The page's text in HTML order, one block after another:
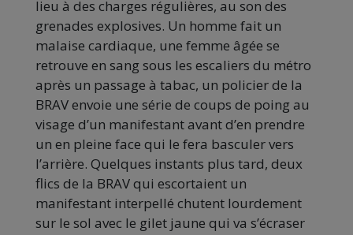
lieu à des charges régulières, au son des
grenades explosives. Un homme fait un
malaise cardiaque, une femme âgée se
retrouve en sang sous les escaliers du métro
après un passage à tabac, un policier de la
BRAV envoie une série de coups de poing au
visage d’un manifestant avant d’en prendre
un en pleine face qui le fera basculer vers
l’arrière. Quelques instants plus tard, deux
flics de la BRAV qui escortaient un
manifestant interpellé chutent lourdement
sur le sol avec le gilet jaune qui va s’écraser